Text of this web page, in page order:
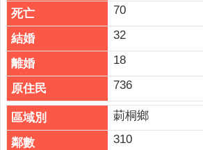
規
章
FAQ
網
站
導
覽
70
32
18
736
莿桐鄉
310